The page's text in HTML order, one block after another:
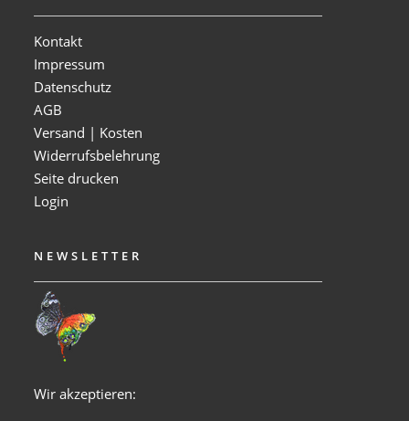
Kontakt
Impressum
Datenschutz
AGB
Versand | Kosten
Widerrufsbelehrung
Seite drucken
Login
NEWSLETTER
Wir akzeptieren: